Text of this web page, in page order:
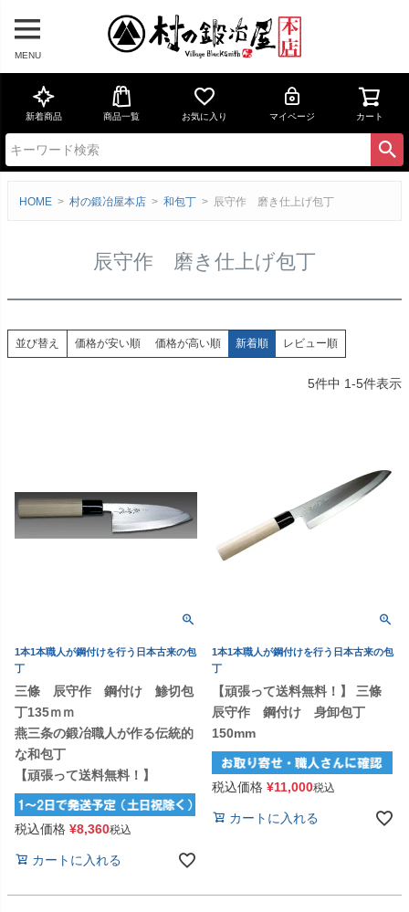
MENU
新着商品 商品一覧 お気に入り マイページ カート
HOME 村の鍛冶屋本店 和包丁 辰守作 磨き仕上げ包丁
辰守作 磨き仕上げ包丁
並び替え 価格が安い順 価格が高い順 新着順 レビュー順
5件中 1-5件表示
1本1本職人が鋼付けを行う日本古来の包
丁
三條 辰守作 鋼付け 鯵切包
丁135ｍｍ
燕三条の鍛冶職人が作る伝統的
な和包丁
【頑張って送料無料！】
税込価格 ¥8,360税込
カートに入れる
1本1本職人が鋼付けを行う日本古来の包
丁
【頑張って送料無料！】 三條
辰守作 鋼付け 身卸包丁
150mm
税込価格 ¥11,000税込
カートに入れる